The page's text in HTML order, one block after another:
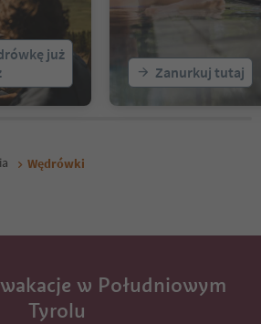
już
Zanurkuj tutaj
Wędrówki
w Południowym
Tyrolu